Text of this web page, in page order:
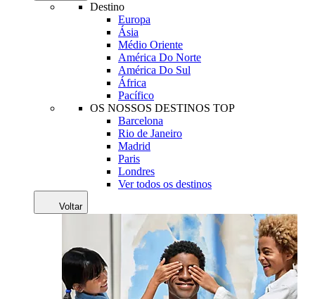
Destino
Europa
Ásia
Médio Oriente
América Do Norte
América Do Sul
África
Pacífico
OS NOSSOS DESTINOS TOP
Barcelona
Rio de Janeiro
Madrid
Paris
Londres
Ver todos os destinos
Voltar